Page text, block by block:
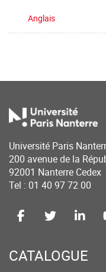
Anglais
Université Paris
200 avenue de la
92001 Nanterre Cedex
Tel : 01 40 97 72 00
CATALOGUE